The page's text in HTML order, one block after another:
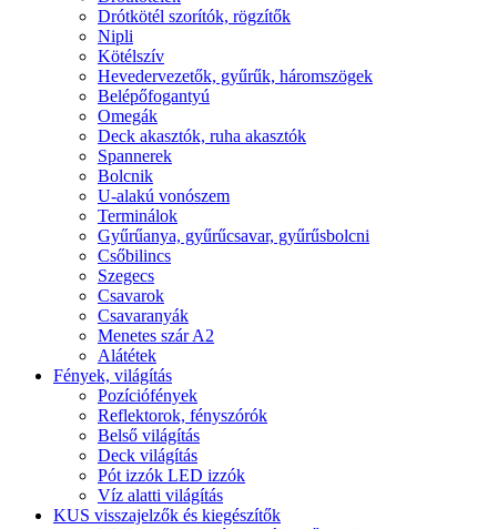
Drótkötél szorítók, rögzítők
Nipli
Kötélszív
Hevedervezetők, gyűrűk, háromszögek
Belépőfogantyú
Omegák
Deck akasztók, ruha akasztók
Spannerek
Bolcnik
U-alakú vonószem
Terminálok
Gyűrűanya, gyűrűcsavar, gyűrűsbolcni
Csőbilincs
Szegecs
Csavarok
Csavaranyák
Menetes szár A2
Alátétek
Fények, világítás
Pozíciófények
Reflektorok, fényszórók
Belső világítás
Deck világítás
Pót izzók LED izzók
Víz alatti világítás
KUS visszajelzők és kiegészítők